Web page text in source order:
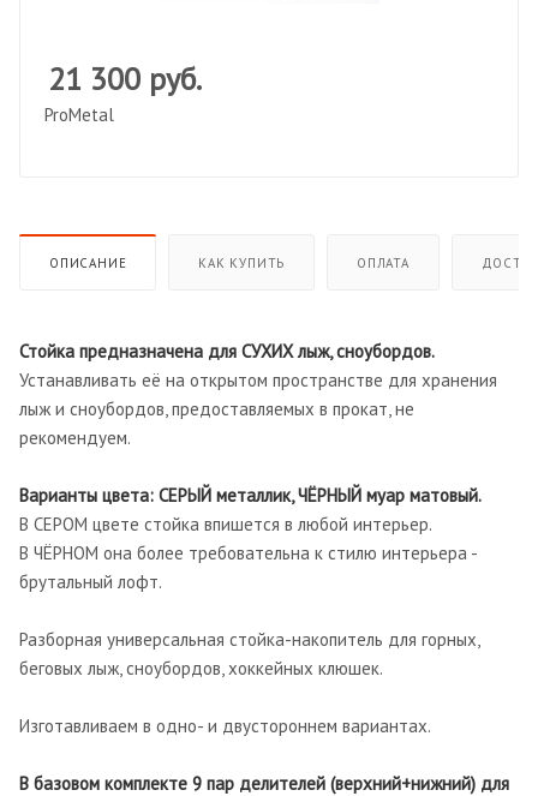
21 300 руб.
ProMetal
ОПИСАНИЕ КАК КУПИТЬ ОПЛАТА
Стойка предназначена для СУХИХ лыж, сноубордов.
Устанавливать её на открытом пространстве для хранения
лыж и сноубордов, предоставляемых в прокат, не
рекомендуем.
Варианты цвета: СЕРЫЙ металлик, ЧЁРНЫЙ муар матовый.
В СЕРОМ цвете стойка впишется в любой интерьер.
В ЧЁРНОМ она более требовательна к стилю интерьера -
брутальный лофт.
Разборная универсальная стойка-накопитель для горных,
беговых лыж, сноубордов, хоккейных клюшек.
Изготавливаем в одно- и двустороннем вариантах.
В базовом комплекте 9 пар делителей (верхний+нижний) для